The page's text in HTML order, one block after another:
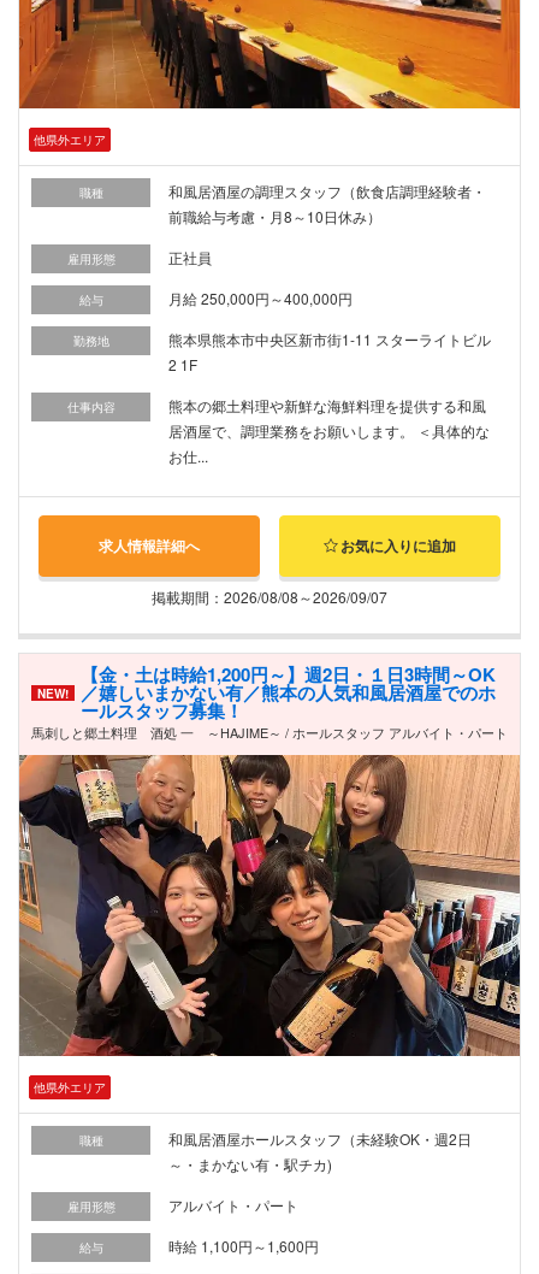
他県外エリア
職種
和風居酒屋の調理スタッフ（飲食店調理経験者・
前職給与考慮・月8～10日休み）
雇用形態 正社員
給与 月給 250,000円～400,000円
勤務地
熊本県熊本市中央区新市街1-11 スターライトビル
2 1F
仕事内容
熊本の郷土料理や新鮮な海鮮料理を提供する和風
居酒屋で、調理業務をお願いします。 ＜具体的な
お仕...
求人情報詳細へ お気に入りに追加
掲載期間：2026/08/08～2026/09/07
NEW!
【金・土は時給1,200円～】週2日・１日3時間～OK
／嬉しいまかない有／熊本の人気和風居酒屋でのホ
ールスタッフ募集！
馬刺しと郷土料理 酒処 一 ～HAJIME～ / ホールスタッフ アルバイト・パート
他県外エリア
職種
和風居酒屋ホールスタッフ（未経験OK・週2日
～・まかない有・駅チカ)
雇用形態 アルバイト・パート
給与 時給 1,100円～1,600円